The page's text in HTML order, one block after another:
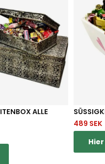
ALLE H
489 SEK